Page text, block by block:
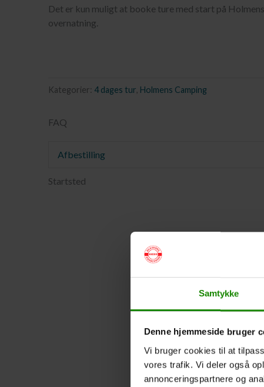
Samtykke
Denne hjemmeside bruger
Vi bruger cookies til at
vores trafik. Vi deler også
annonceringspartnere og
Det er kun muligt at booke ture med start på
overnatning.
Kategorier: 4 dages tur Holmens Camping
FAQ
Afbestilling
Startsted